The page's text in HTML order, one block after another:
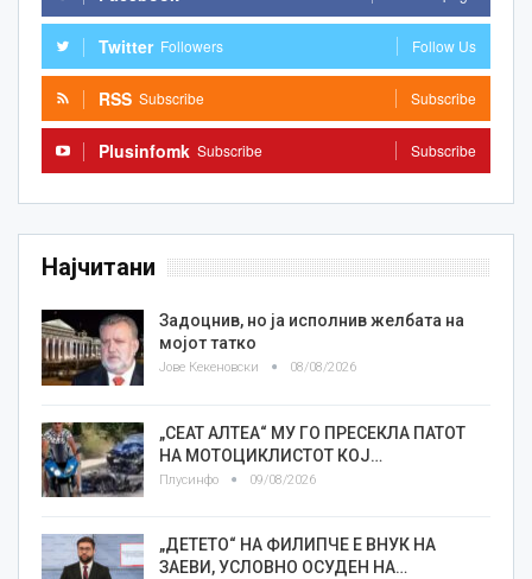
Twitter Followers Follow Us
RSS Subscribe Subscribe
Plusinfomk Subscribe Subscribe
Најчитани
Задоцнив, но ја исполнив желбата на
мојот татко
Јове Кекеновски 08/08/2026
„СЕАТ АЛТЕА“ МУ ГО ПРЕСЕКЛА ПАТОТ
НА МОТОЦИКЛИСТОТ КОЈ…
Плусинфо 09/08/2026
„ДЕТЕТО“ НА ФИЛИПЧЕ Е ВНУК НА
ЗАЕВИ, УСЛОВНО ОСУДЕН НА…